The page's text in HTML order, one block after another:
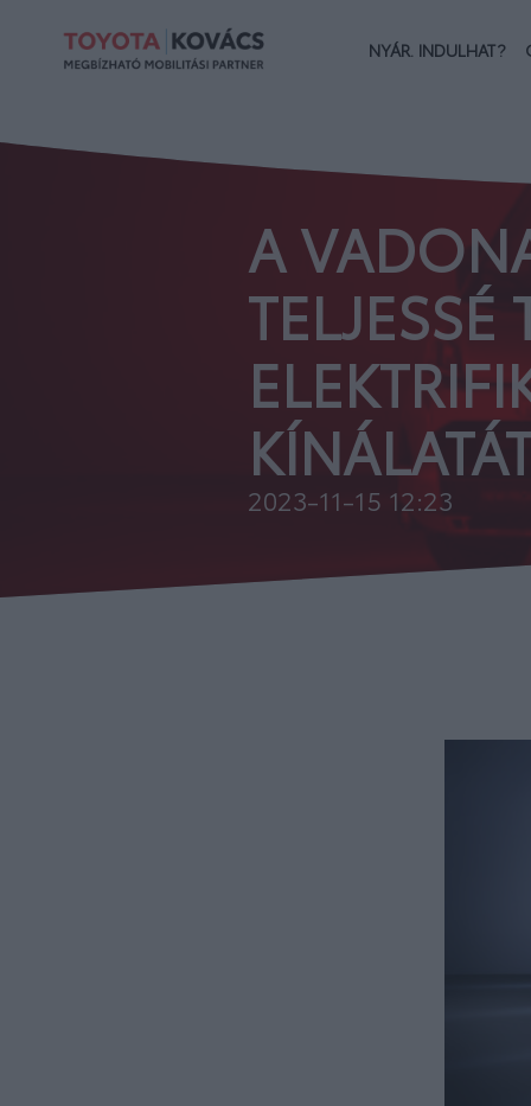
NYÁR. INDULHAT?
A
2023-11-15 12:23